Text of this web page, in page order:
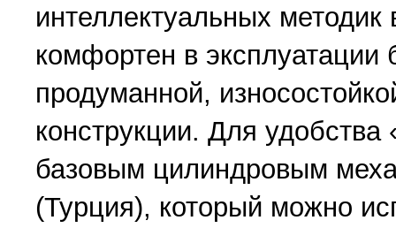
интеллектуальных
комфортен в эксплуатации
продуманной,
конструкции. Для
базовым цилиндровым
(Турция), который можно